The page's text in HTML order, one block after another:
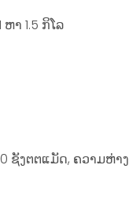
າ 1.5 ກິໂລ
ຊັງຕຕແມັດ, ຄວາມຫ່